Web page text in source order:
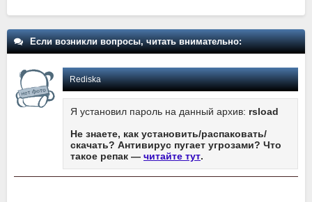
Если возникли вопросы, читать внимательно:
Rediska
Я установил пароль на данный архив: rsload
Не знаете, как установить/распаковать/
скачать? Антивирус пугает угрозами? Что
такое репак — читайте тут.